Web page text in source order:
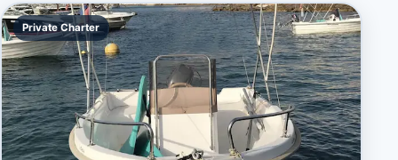
Private Charter